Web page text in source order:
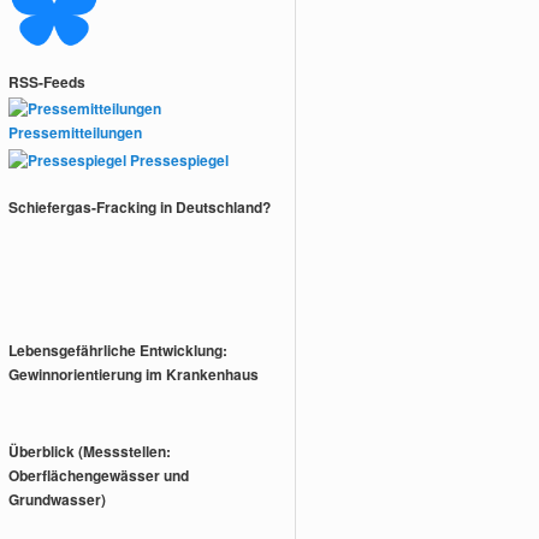
RSS-Feeds
Pressemitteilungen
Pressespiegel
Schiefergas-Fracking in Deutschland?
Lebensgefährliche Entwicklung:
Gewinnorientierung im Krankenhaus
Überblick (Messstellen:
Oberflächengewässer und
Grundwasser)